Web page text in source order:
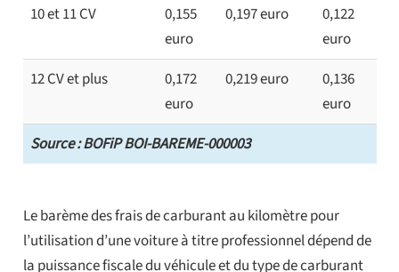
Source : BOFiP BOI-BAREME-000003
10 et 11 CV
0,155
euro
0,197 euro
0,122
euro
12 CV et plus
0,172
euro
0,219 euro
0,136
euro
Le barème des frais de carburant au kilomètre pour
l’utilisation d’une voiture à titre professionnel dépend de
la puissance fiscale du véhicule et du type de carburant